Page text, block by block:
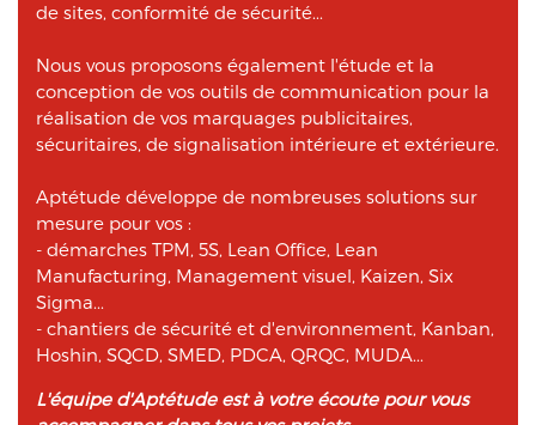
de sites, conformité de sécurité...
Nous vous proposons également l'étude et la
conception de vos outils de communication pour la
réalisation de vos marquages publicitaires,
sécuritaires, de signalisation intérieure et extérieure.
Aptétude développe de nombreuses solutions sur
mesure pour vos :
- démarches TPM, 5S, Lean Office, Lean
Manufacturing, Management visuel, Kaizen, Six
Sigma...
- chantiers de sécurité et d'environnement, Kanban,
Hoshin, SQCD, SMED, PDCA, QRQC, MUDA...
L'équipe d'Aptétude est à votre écoute pour vous